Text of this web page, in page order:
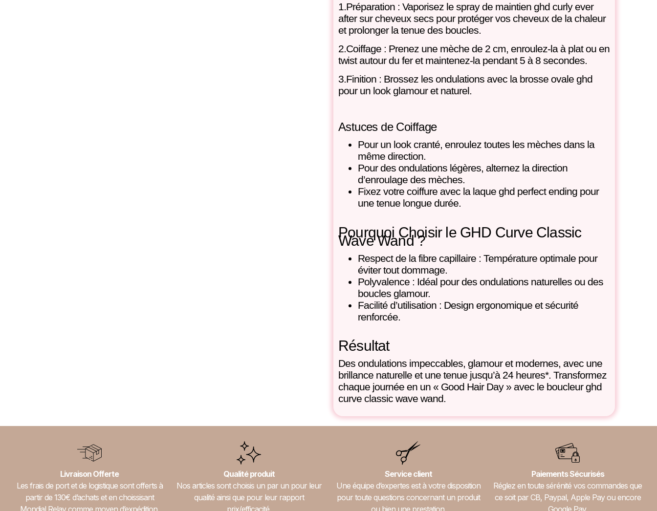
1.Préparation : Vaporisez le spray de maintien ghd curly ever
after sur cheveux secs pour protéger vos cheveux de la chaleur
et prolonger la tenue des boucles.
2.Coiffage : Prenez une mèche de 2 cm, enroulez-la à plat ou en
twist autour du fer et maintenez-la pendant 5 à 8 secondes.
3.Finition : Brossez les ondulations avec la brosse ovale ghd
pour un look glamour et naturel.
Astuces de Coiffage
Pour un look cranté, enroulez toutes les mèches dans la
même direction.
Pour des ondulations légères, alternez la direction
d’enroulage des mèches.
Fixez votre coiffure avec la laque ghd perfect ending pour
une tenue longue durée.
Pourquoi Choisir le GHD Curve Classic
Wave Wand ?
Respect de la fibre capillaire : Température optimale pour
éviter tout dommage.
Polyvalence : Idéal pour des ondulations naturelles ou des
boucles glamour.
Facilité d’utilisation : Design ergonomique et sécurité
renforcée.
Résultat
Des ondulations impeccables, glamour et modernes, avec une
brillance naturelle et une tenue jusqu’à 24 heures*. Transformez
chaque journée en un « Good Hair Day » avec le boucleur ghd
curve classic wave wand.
Livraison Offerte
Les frais de port et de logistique sont offerts à
partir de 130€ d’achats et en choissisant
Qualité produit
Nos articles sont choisis un par un pour leur
qualité ainsi que pour leur rapport
Service client
Une équipe d’expertes est à votre disposition
pour toute questions concernant un produit
Paiements Sécurisés
Réglez en toute sérénité vos commandes que
ce soit par CB, Paypal, Apple Pay ou encore